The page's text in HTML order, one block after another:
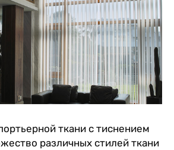
ткани с тиснением
различных стилей ткани